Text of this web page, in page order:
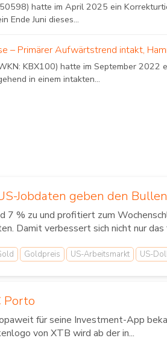
hatte im April 2025 ein
Ende Juni dieses...
– Primärer Aufwärtstrend intakt,
KBX100) hatte im September 2022
in einem intakten...
Jobdaten geben den
7 % zu und profitiert zum
Damit verbessert sich nicht nur
Goldpreis US-Arbeitsmarkt US-
Porto
für seine Investment-App
von XTB wird ab der in...